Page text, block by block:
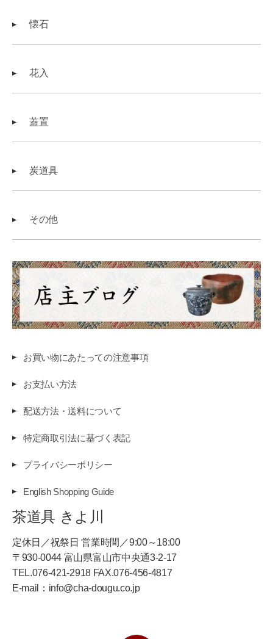
懐石
花入
蓋置
炭道具
その他
お買い物にあたっての注意事項
お支払い方法
配送方法・送料について
特定商取引法に基づく表記
プライバシーポリシー
English Shopping Guide
茶道具 きよ川
定休日／祝祭日 営業時間／9:00～18:00
〒930-0044 富山県富山市中央通3-2-17
TEL.076-421-2918 FAX.076-456-4817
E-mail：info@cha-dougu.co.jp